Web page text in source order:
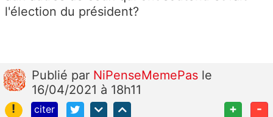
l'élection du président?
Publié par NiPenseMemePas le
16/04/2021 à 18h11
!
citer + -